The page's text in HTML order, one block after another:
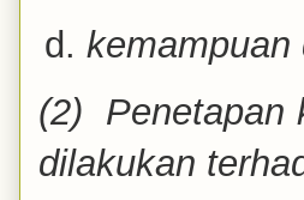
kemampuan
(2) Penetapan
dilakukan